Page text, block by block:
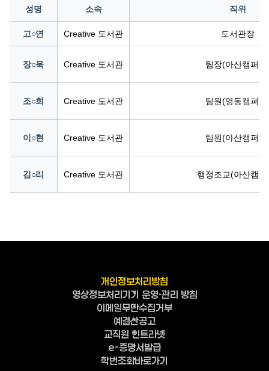
성명 소속 직위
고○연 Creative 도서관 도서관장
장○욱 Creative 도서관 팀장(아산캠퍼스
조○희 Creative 도서관 팀원(영동캠퍼스
이○현 Creative 도서관 팀원(아산캠퍼스
김○리 Creative 도서관 행정조교(아산캠퍼
개인정보처리방침
영상정보처리기기 운영·관리 방침
이메일무단수집거부
예결산공고
교직원 인트라넷
e-증명서발급
학번조회바로가기